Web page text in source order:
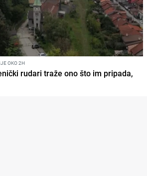
OKO 2H
rudari traže ono što im pripada,